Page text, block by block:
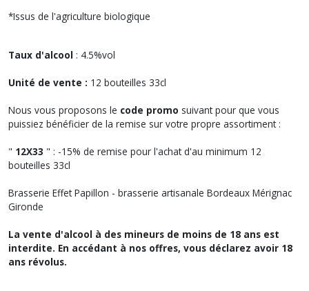
*Issus de l'agriculture biologique
Taux d'alcool : 4.5%vol
Unité de vente : 12 bouteilles 33cl
Nous vous proposons le code promo suivant pour que vous
puissiez bénéficier de la remise sur votre propre assortiment :
" 12X33 " : -15% de remise pour l'achat d'au minimum 12
bouteilles 33cl
Brasserie Effet Papillon - brasserie artisanale Bordeaux Mérignac
Gironde
La vente d'alcool à des mineurs de moins de 18 ans est
interdite. En accédant à nos offres, vous déclarez avoir 18
ans révolus.